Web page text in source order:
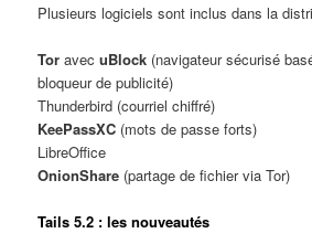
Plusieurs logiciels sont inclus dans la
Tor avecuBlock (navigateur sécurisé
bloqueur de publicité)
Thunderbird (courriel chiffré)
KeePassXC (mots de passe forts)
LibreOffice
OnionShare (partage de fichier via Tor)
Tails 5.2 : les nouveautés